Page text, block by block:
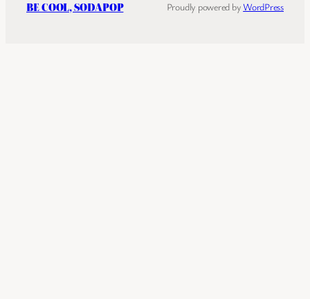
BE COOL, SODAPOP Proudly powered byWordPress